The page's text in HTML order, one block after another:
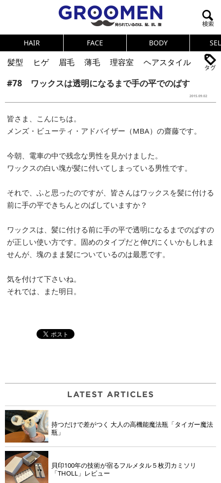
HAIR FACE BODY
髪型 ヒゲ 眉毛 薄毛 理容室
ヘアスタイル
ヘアカタログ
体臭 ニオイ
連載
メンズコスメ
NEWS PICK UP 筋肉
女の本音
テストステロン
海外セレブ 眉毛
メタボ
トレーニング
好印象な男
頭皮ケア
ダイエット
理容室
#78 ワックスは透明になるまで手の平でのばす
2015.09.02
皆さま、こんにちは。
メンズ・ビューティ・アドバイザー（MBA）の齋藤です。
今朝、電車の中で残念な男性を見かけました。
ワックスの白い塊が髪に付いてしまっている男性です。
それで、ふと思ったのですが、皆さんはワックスを髪に付ける
前に手の平できちんとのばしていますか？
ワックスは、髪に付ける前に手の平で透明になるまでのばすの
が正しい使い方です。固めのタイプだと伸びにくいかもしれま
せんが、塊のまま髪についているのは最悪です。
気を付けて下さいね。
それでは、また明日。
持つだけで差がつく 大人の高機能魔法瓶「タイガー魔法
瓶」
貝印100年の技術が宿るフルメタル５枚刃カミソリ
「THOLL」レビュー